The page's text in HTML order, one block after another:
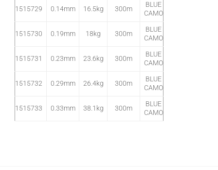
1515729 0.14mm 16.5kg 300m
BLUE
CAMO
1515730 0.19mm 18kg 300m
BLUE
CAMO
1515731 0.23mm 23.6kg 300m
BLUE
CAMO
1515732 0.29mm 26.4kg 300m
BLUE
CAMO
1515733 0.33mm 38.1kg 300m
BLUE
CAMO